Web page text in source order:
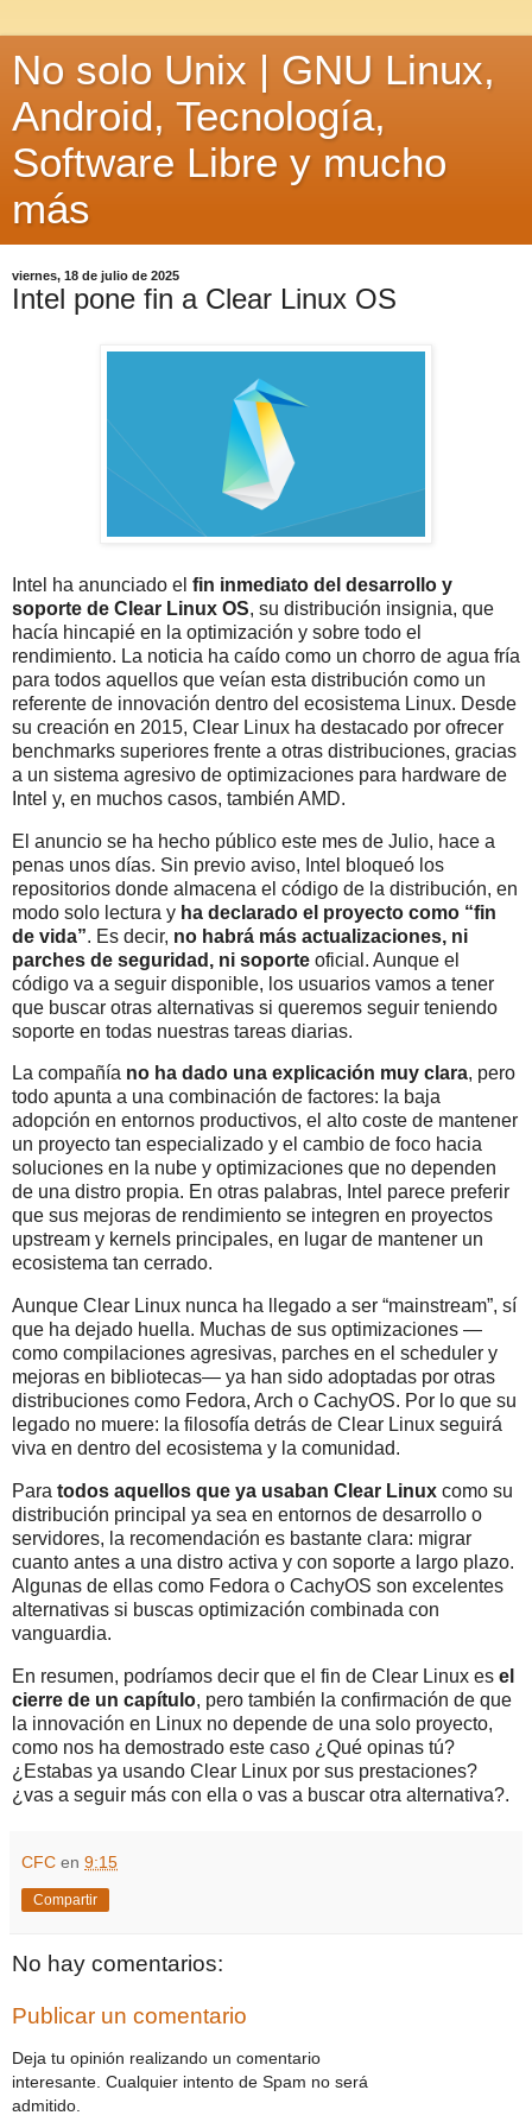
No solo Unix | GNU Linux,
Android, Tecnología,
Software Libre y mucho
más
viernes, 18 de julio de 2025
Intel pone fin a Clear Linux OS
Intel ha anunciado el fin inmediato del desarrollo y
soporte de Clear Linux OS, su distribución insignia, que
hacía hincapié en la optimización y sobre todo el
rendimiento. La noticia ha caído como un chorro de agua fría
para todos aquellos que veían esta distribución como un
referente de innovación dentro del ecosistema Linux. Desde
su creación en 2015, Clear Linux ha destacado por ofrecer
benchmarks superiores frente a otras distribuciones, gracias
a un sistema agresivo de optimizaciones para hardware de
Intel y, en muchos casos, también AMD.
El anuncio se ha hecho público este mes de Julio, hace a
penas unos días. Sin previo aviso, Intel bloqueó los
repositorios donde almacena el código de la distribución, en
modo solo lectura y ha declarado el proyecto como “fin
de vida”. Es decir, no habrá más actualizaciones, ni
parches de seguridad, ni soporte oficial. Aunque el
código va a seguir disponible, los usuarios vamos a tener
que buscar otras alternativas si queremos seguir teniendo
soporte en todas nuestras tareas diarias.
La compañía no ha dado una explicación muy clara, pero
todo apunta a una combinación de factores: la baja
adopción en entornos productivos, el alto coste de mantener
un proyecto tan especializado y el cambio de foco hacia
soluciones en la nube y optimizaciones que no dependen
de una distro propia. En otras palabras, Intel parece preferir
que sus mejoras de rendimiento se integren en proyectos
upstream y kernels principales, en lugar de mantener un
ecosistema tan cerrado.
Aunque Clear Linux nunca ha llegado a ser “mainstream”, sí
que ha dejado huella. Muchas de sus optimizaciones —
como compilaciones agresivas, parches en el scheduler y
mejoras en bibliotecas— ya han sido adoptadas por otras
distribuciones como Fedora, Arch o CachyOS. Por lo que su
legado no muere: la filosofía detrás de Clear Linux seguirá
viva en dentro del ecosistema y la comunidad.
Para todos aquellos que ya usaban Clear Linux como su
distribución principal ya sea en entornos de desarrollo o
servidores, la recomendación es bastante clara: migrar
cuanto antes a una distro activa y con soporte a largo plazo.
Algunas de ellas como Fedora o CachyOS son excelentes
alternativas si buscas optimización combinada con
vanguardia.
En resumen, podríamos decir que el fin de Clear Linux es el
cierre de un capítulo, pero también la confirmación de que
la innovación en Linux no depende de una solo proyecto,
como nos ha demostrado este caso ¿Qué opinas tú?
¿Estabas ya usando Clear Linux por sus prestaciones?
¿vas a seguir más con ella o vas a buscar otra alternativa?.
CFC en 9:15
Compartir
No hay comentarios:
Publicar un comentario
Deja tu opinión realizando un comentario
interesante. Cualquier intento de Spam no será
admitido.